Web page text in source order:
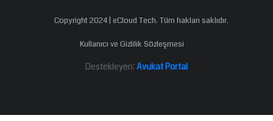
Copyright 2024 | eCloud Tech. Tüm hakları saklıdır.
Kullanıcı ve Gizlilik Sözleşmesi
Destekleyen: Avukat Portal